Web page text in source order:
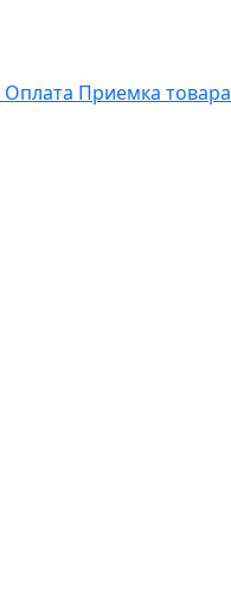
Оплата Приемка товара